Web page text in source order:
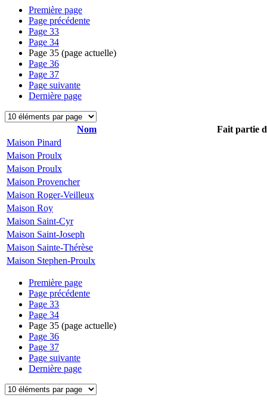
Première page
Page précédente
Page 33
Page 34
Page 35 (page actuelle)
Page 36
Page 37
Page suivante
Dernière page
Nom
Fait partie
Maison Pinard
Maison Proulx
Maison Proulx
Maison Provencher
Maison Roger-Veilleux
Maison Roy
Maison Saint-Cyr
Maison Saint-Joseph
Maison Sainte-Thérèse
Maison Stephen-Proulx
Première page
Page précédente
Page 33
Page 34
Page 35 (page actuelle)
Page 36
Page 37
Page suivante
Dernière page